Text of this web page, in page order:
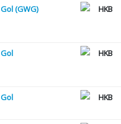
Gol (GWG) HKB
Gol HKB
Gol HKB